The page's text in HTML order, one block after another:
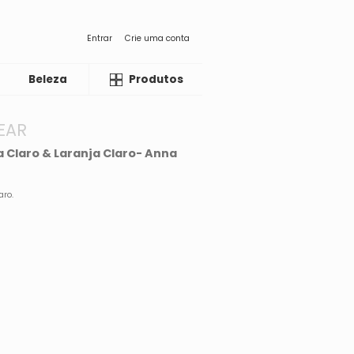
Entrar Crie uma conta
Beleza LiquidaProdutos
Claro & Laranja Claro- Anna